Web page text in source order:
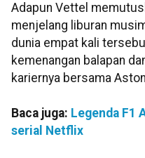
Adapun Vettel
menjelang liburan
dunia empat kali
kemenangan balapan
kariernya bersama
Baca juga: Legenda F1
serial Netflix